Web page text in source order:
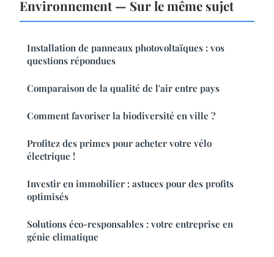
Environnement — Sur le même sujet
Installation de panneaux photovoltaïques : vos
questions répondues
Comparaison de la qualité de l'air entre pays
Comment favoriser la biodiversité en ville ?
Profitez des primes pour acheter votre vélo
électrique !
Investir en immobilier : astuces pour des profits
optimisés
Solutions éco-responsables : votre entreprise en
génie climatique